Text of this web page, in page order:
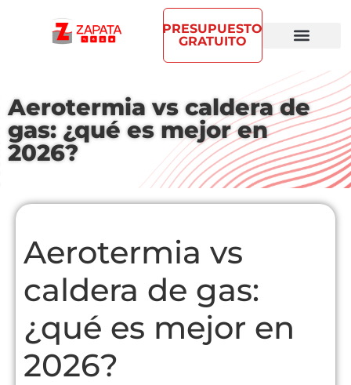
PRESUPUESTO
GRATUITO
Aerotermia vs caldera de
gas: ¿qué es mejor en
2026?
Aerotermia vs
caldera de gas:
¿qué es mejor en
2026?